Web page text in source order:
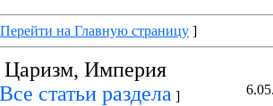
Перейти на Главную страницу ]
Царизм, Империя
Все статьи раздела ]